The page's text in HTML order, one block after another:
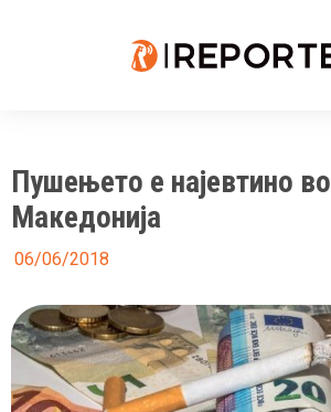
Пушењето е најевтино во
Македонија
06/06/2018